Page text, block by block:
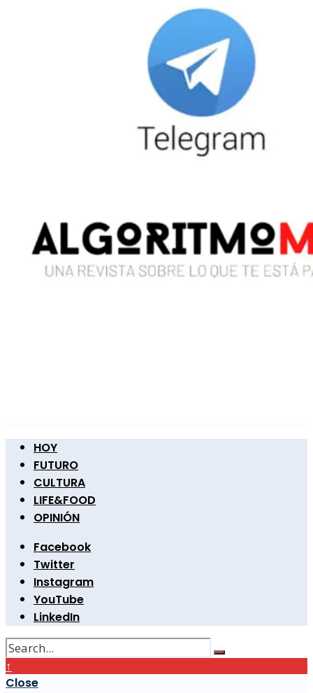
HOY
FUTURO
CULTURA
LIFE&FOOD
OPINIÓN
Facebook
Twitter
Instagram
YouTube
LinkedIn
↑
Close